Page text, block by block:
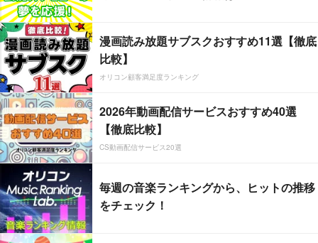
漫画読み放題サブスクおすすめ11選【徹底
比較】
オリコン顧客満足度ランキング
2026年動画配信サービスおすすめ40選
【徹底比較】
CS動画配信サービス20選
毎週の音楽ランキングから、ヒットの推移
をチェック！